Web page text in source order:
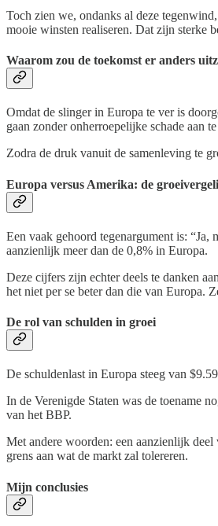
Toch zien we, ondanks al deze
mooie winsten realiseren. Dat zijn sterke
Waarom zou de toekomst er anders
Omdat de slinger in Europa te ver is
gaan zonder onherroepelijke schade aan
Zodra de druk vanuit de samenleving te
Europa versus Amerika: de
Een vaak gehoord tegenargument is:
aanzienlijk meer dan de 0,8% in Europa.
Deze cijfers zijn echter deels te danken
het niet per se beter dan die van Europa.
De rol van schulden in groei
De schuldenlast in Europa steeg van
In de Verenigde Staten was de toename
van het BBP.
Met andere woorden: een aanzienlijk
grens aan wat de markt zal tolereren.
Mijn conclusies